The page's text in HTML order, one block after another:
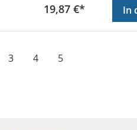
Regulärer Preis:
19,87 €* In
Seite
3 Seite
4 Seite
5